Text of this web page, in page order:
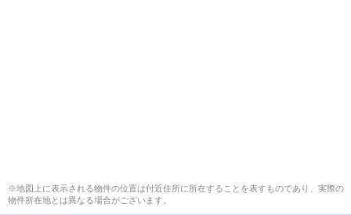
※地図上に表示される物件の位置は付近住所に所在することを表すものであり、実際の
物件所在地とは異なる場合がございます。